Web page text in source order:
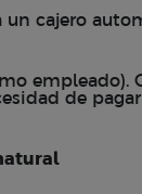
un cajero
empleado).
de